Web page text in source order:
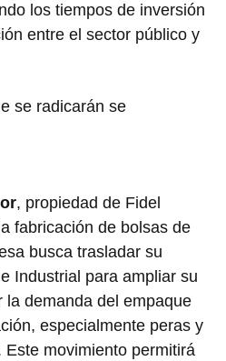
los tiempos de inversión
entre el sector público y
se radicarán se
, propiedad de Fidel
fabricación de bolsas de
busca trasladar su
Industrial para ampliar su
la demanda del empaque
especialmente peras y
Este movimiento permitirá